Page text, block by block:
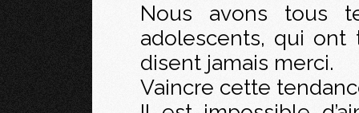
Nous avons tous
adolescents, qui
disent jamais merci.
Vaincre cette